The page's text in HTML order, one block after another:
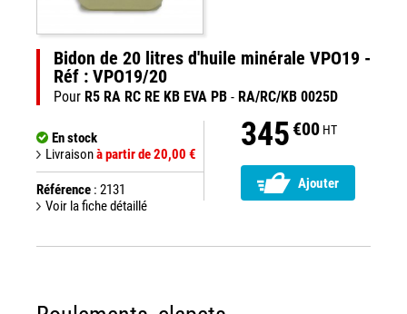
Bidon de 20 litres d'huile minérale VPO19 -
Réf : VPO19/20
Pour R5 RA RC RE KB EVA PB - RA/RC/KB 0025D
En stock
Livraisonà partir de 20,00 €
Référence : 2131
Voir la fiche détaillé
345 €00 HT
Ajouter